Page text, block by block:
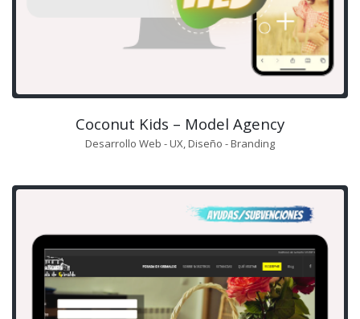
Coconut Kids – Model Agency
Desarrollo Web - UX, Diseño - Branding